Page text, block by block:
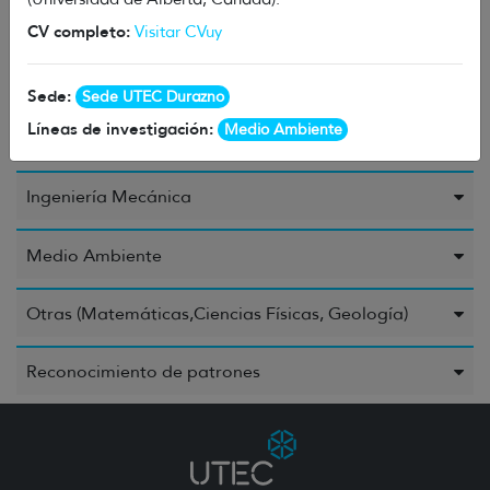
Ingeniería Eléctrica, Ingeniería Electrónica e
Ingeniería de la Información
Ingeniería Mecánica
Medio Ambiente
Otras (Matemáticas,Ciencias Físicas, Geología)
Reconocimiento de patrones
CV completo: Visitar CVuy
Sede: Sede UTEC Durazno
Líneas de investigación: Medio Ambiente